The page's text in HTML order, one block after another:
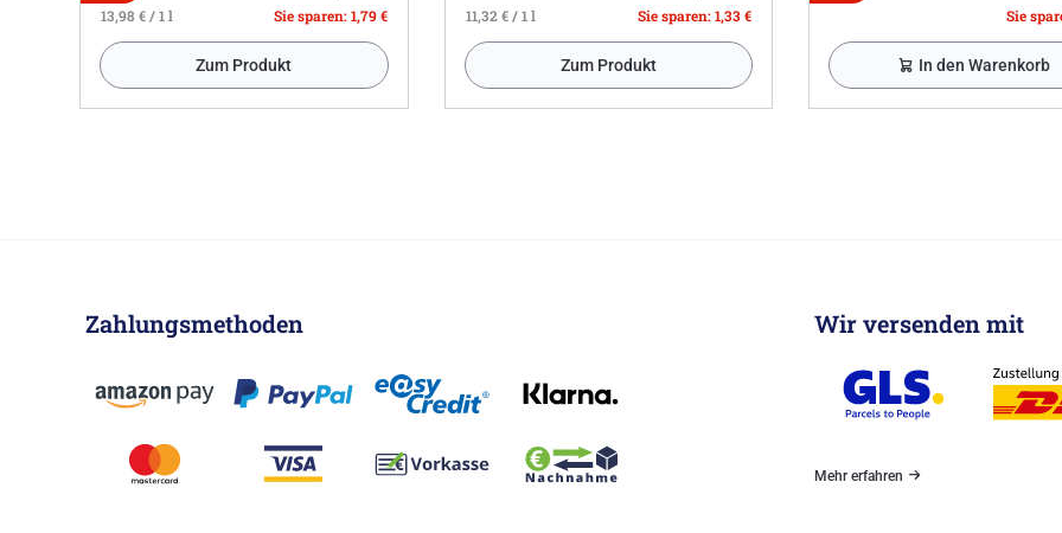
13,98 € / 1 l Sie sparen: 1,79 €
Zum Produkt
11,32 € / 1 l Sie sparen: 1,33 €
Zum Produkt
Sie
In den Warenkorb
Zahlungsmethoden Wir versenden mit
Mehr erfahren